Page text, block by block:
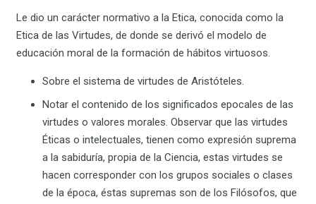
Le dio un carácter normativo a la Etica, conocida como la
Etica de las Virtudes, de donde se derivó el modelo de
educación moral de la formación de hábitos virtuosos.
Sobre el sistema de virtudes de Aristóteles.
Notar el contenido de los significados epocales de las
virtudes o valores morales. Observar que las virtudes
Éticas o intelectuales, tienen como expresión suprema
a la sabiduría, propia de la Ciencia, estas virtudes se
hacen corresponder con los grupos sociales o clases
de la época, éstas supremas son de los Filósofos, que